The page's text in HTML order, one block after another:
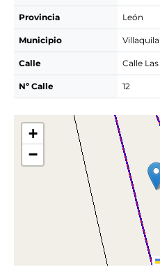
Provincia León
Municipio
Calle Calle
Nº Calle 12
+
−